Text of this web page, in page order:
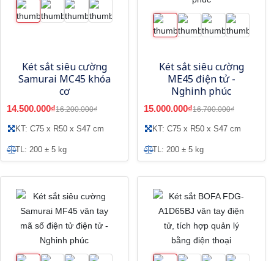
Két sắt siêu cường
Samurai MC45 khóa
cơ
14.500.000₫16.200.000₫
KT: C75 x R50 x S47 cm
TL: 200 ± 5 kg
Két sắt siêu cường
ME45 điện tử -
Nghinh phúc
15.000.000₫16.700.000₫
KT: C75 x R50 x S47 cm
TL: 200 ± 5 kg